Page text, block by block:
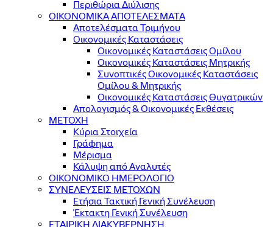
Περιθώρια Διύλισης
ΟΙΚΟΝΟΜΙΚΑ ΑΠΟΤΕΛΕΣΜΑΤΑ
Αποτελέσματα Τριμήνου
Οικονομικές Καταστάσεις
Οικονομικές Καταστάσεις Ομίλου
Οικονομικές Καταστάσεις Μητρικής
Συνοπτικές Οικονομικές Καταστάσεις
Ομίλου & Μητρικής
Οικονομικές Καταστάσεις Θυγατρικών
Απολογισμός & Οικονομικές Εκθέσεις
ΜΕΤΟΧΗ
Κύρια Στοιχεία
Γράφημα
Μέρισμα
Κάλυψη από Αναλυτές
ΟΙΚΟΝΟΜΙΚΟ ΗΜΕΡΟΛΟΓΙΟ
ΣΥΝΕΛΕΥΣΕΙΣ ΜΕΤΟΧΩΝ
Ετήσια Τακτική Γενική Συνέλευση
Έκτακτη Γενική Συνέλευση
ΕΤΑΙΡΙΚΗ ΔΙΑΚΥΒΕΡΝΗΣΗ